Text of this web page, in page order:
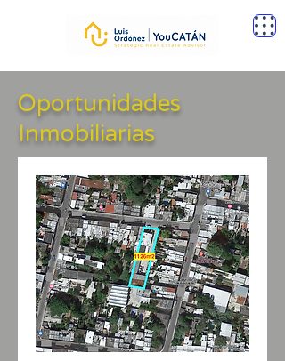
Oportunidades
Inmobiliarias
Disponible